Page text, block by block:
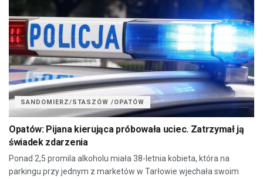
SANDOMIERZ/STASZÓW /OPATÓW
Opatów: Pijana kierująca próbowała uciec. Zatrzymał ją
świadek zdarzenia
Ponad 2,5 promila alkoholu miała 38-letnia kobieta, która na
parkingu przy jednym z marketów w Tarłowie wjechała swoim